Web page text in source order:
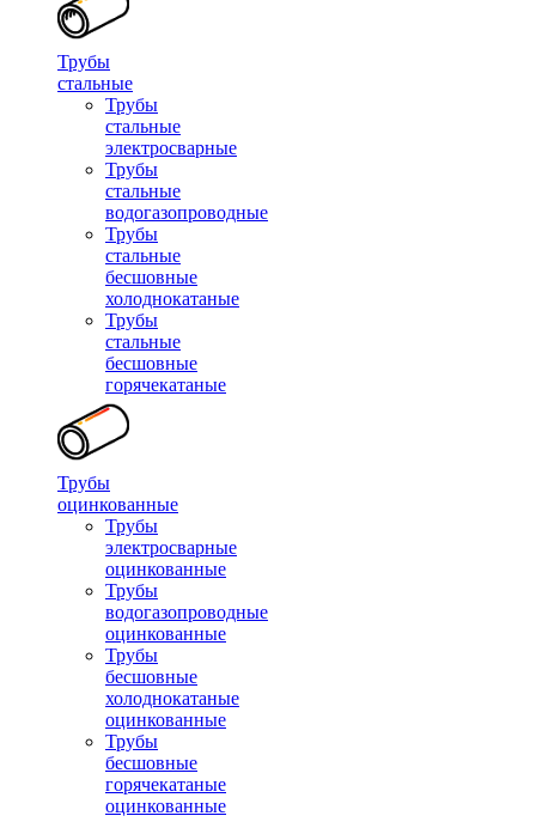
Трубы
стальные
Трубы
стальные
электросварные
Трубы
стальные
водогазопроводные
Трубы
стальные
бесшовные
холоднокатаные
Трубы
стальные
бесшовные
горячекатаные
Трубы
оцинкованные
Трубы
электросварные
оцинкованные
Трубы
водогазопроводные
оцинкованные
Трубы
бесшовные
холоднокатаные
оцинкованные
Трубы
бесшовные
горячекатаные
оцинкованные